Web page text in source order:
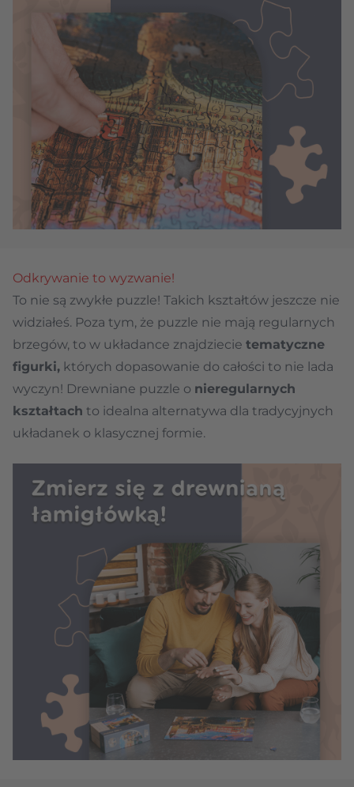
Odkrywanie to wyzwanie!
To nie są zwykłe puzzle! Takich kształtów jeszcze nie
widziałeś. Poza tym, że puzzle nie mają regularnych
brzegów, to w układance znajdziecie tematyczne
figurki, których dopasowanie do całości to nie lada
wyczyn! Drewniane puzzle o nieregularnych
kształtach to idealna alternatywa dla tradycyjnych
układanek o klasycznej formie.